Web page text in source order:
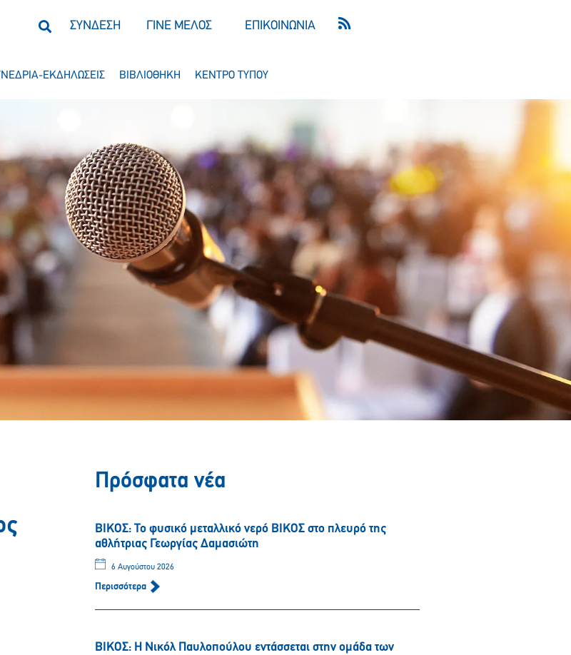
ΣΥΝΔΕΣΗ ΓΙΝΕ ΜΕΛΟΣ ΕΠΙΚΟΙΝΩΝΙΑ
ΕΚΔΗΛΩΣΕΙΣ ΒΙΒΛΙΟΘΗΚΗ ΚΕΝΤΡΟ ΤΥΠΟΥ
Πρόσφατα νέα
ΒΙΚΟΣ: Το φυσικό μεταλλικό νερό ΒΙΚΟΣ στο πλευρό της
αθλήτριας Γεωργίας Δαμασιώτη
6 Αυγούστου 2026
Περισσότερα
ΒΙΚΟΣ: Η Νικόλ Παυλοπούλου εντάσσεται στην ομάδα των